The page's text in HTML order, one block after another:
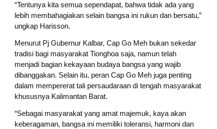
“Tentunya kita semua sependapat, bahwa tidak ada yang
lebih membahagiakan selain bangsa ini rukun dan bersatu,”
ungkap Harisson.
Menurut Pj Gubernur Kalbar, Cap Go Meh bukan sekedar
tradisi bagi masyarakat Tionghoa saja, namun telah
menjadi bagian kekayaan budaya bangsa yang wajib
dibanggakan. Selain itu, peran Cap Go Meh juga penting
dalam mempererat tali persaudaraan di tengah masyarakat
khususnya Kalimantan Barat.
“Sebagai masyarakat yang amat majemuk, kaya akan
keberagaman, bangsa ini memiliki toleransi, harmoni dan